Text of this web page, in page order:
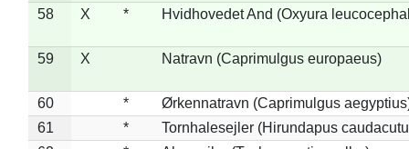
58 X * Hvidhovedet And (Oxyura
59 X Natravn (Caprimulgus europaeus)
60 *
Ørkennatravn (Caprimulgus
61
*
Tornhalesejler (Hirundapus